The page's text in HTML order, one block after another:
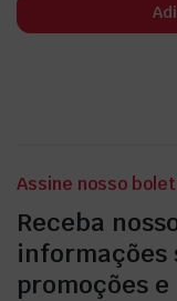
Assine nosso
Receba
informações
promoções